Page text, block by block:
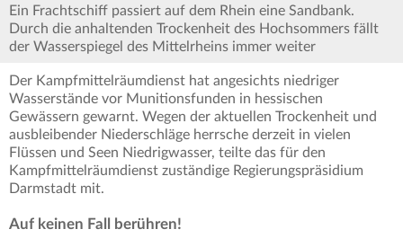
Ein Frachtschiff passiert auf dem Rhein eine Sandbank.
Durch die anhaltenden Trockenheit des Hochsommers fällt
der Wasserspiegel des Mittelrheins immer weiter
Der Kampfmittelräumdienst hat angesichts niedriger
Wasserstände vor Munitionsfunden in hessischen
Gewässern gewarnt. Wegen der aktuellen Trockenheit und
ausbleibender Niederschläge herrsche derzeit in vielen
Flüssen und Seen Niedrigwasser, teilte das für den
Kampfmittelräumdienst zuständige Regierungspräsidium
Darmstadt mit.
Auf keinen Fall berühren!